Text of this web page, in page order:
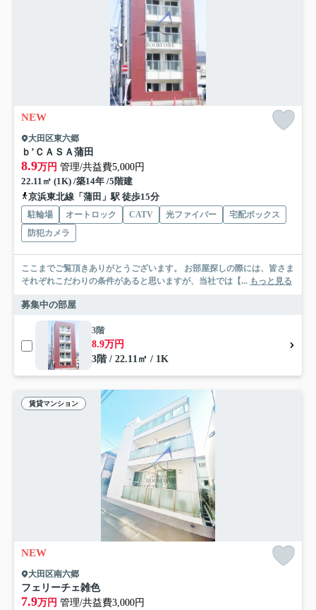
NEW
大田区東六郷
ｂ’ＣＡＳＡ蒲田
8.9万円 管理/共益費5,000円
22.11㎡ (1K) /築14年 /5階建
京浜東北線「蒲田」駅 徒歩15分
駐輪場 オートロック CATV 光ファイバー
宅配ボックス
防犯カメラ
ここまでご覧頂きありがとうございます。 お部屋探しの際には、皆さま
それぞれこだわりの条件があると思いますが、当社では【... もっと見る
募集中の部屋
3階
8.9万円
3階 / 22.11㎡ / 1K
賃貸マンション
NEW
大田区南六郷
フェリーチェ雑色
7.9万円 管理/共益費3,000円